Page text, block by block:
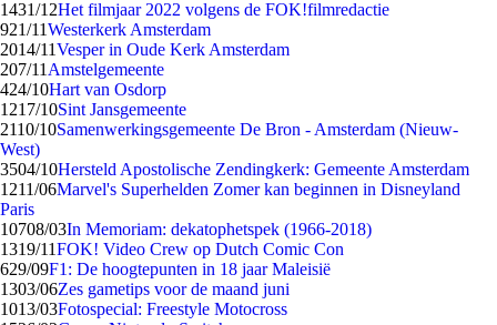
1431/12Het filmjaar 2022 volgens de FOK!filmredactie
921/11Westerkerk Amsterdam
2014/11Vesper in Oude Kerk Amsterdam
207/11 Amstelgemeente
424/10Hart van Osdorp
1217/10Sint Jansgemeente
2110/10Samenwerkingsgemeente De Bron - Amsterdam (Nieuw-
West)
3504/10Hersteld Apostolische Zendingkerk: Gemeente Amsterdam
1211/06Marvel's Superhelden Zomer kan beginnen in Disneyland
Paris
10708/03In Memoriam: dekatophetspek (1966-2018)
1319/11FOK! Video Crew op Dutch Comic Con
629/09F1: De hoogtepunten in 18 jaar Maleisië
1303/06Zes gametips voor de maand juni
1013/03Fotospecial: Freestyle Motocross